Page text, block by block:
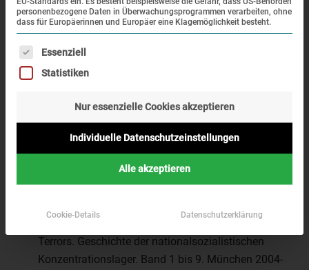
München 2000/2003.
Benz, Wolfgang/Graml, Hermann/Weiß, Hermann
München 1997.
Überblicksliteratur zum Konzentrationslagersystem und
zum Konzentrationslager Dachau
Benz, Wolfgang/Distel, Barbara (Hg.): Dachauer
Hefte. Studien und Dokumente zur Geschichte der
nationalsozialistischen Konzentrationslager. Heft 1
Terrors. Geschichte der nationalsozialistischen
Konzentrationslager. Band 1 bis 9. München 2004-
personenbezogene Daten in Überwachungsprogrammen verarbeiten, ohne
dass für Europäerinnen und Europäer eine Klagemöglichkeit besteht.
Es folgt eine Liste der Service-Gruppen, für die eine
Essenziell
Statistiken
Nur essenzielle Cookies akzeptieren
Individuelle Datenschutzeinstellungen
Alle akzeptieren
Cookie-Details Datenschutzerklärung